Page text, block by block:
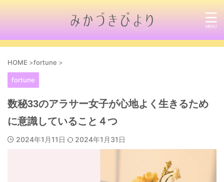
HOME >fortune >
fortune
数秘33のアラサー女子が心地よく生きるため
に意識していること４つ
2024年1月11日 2024年1月31日